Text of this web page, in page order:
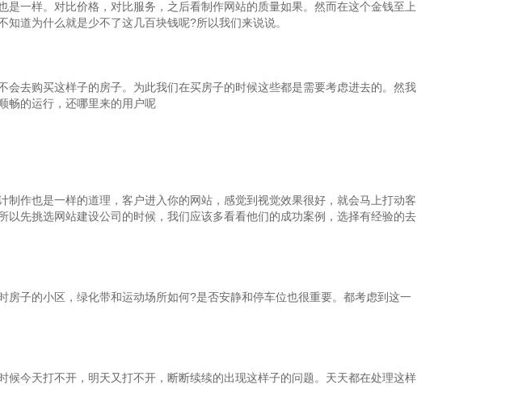
一样。对比价格，对比服务，之后看制作网站的质量如果。然而在这个金钱至上
道为什么就是少不了这几百块钱呢?所以我们来说说。
去购买这样子的房子。为此我们在买房子的时候这些都是需要考虑进去的。然我
畅的运行，还哪里来的用户呢
作也是一样的道理，客户进入你的网站，感觉到视觉效果很好，就会马上打动客
先挑选网站建设公司的时候，我们应该多看看他们的成功案例，选择有经验的去
子的小区，绿化带和运动场所如何?是否安静和停车位也很重要。都考虑到这一
今天打不开，明天又打不开，断断续续的出现这样子的问题。天天都在处理这样